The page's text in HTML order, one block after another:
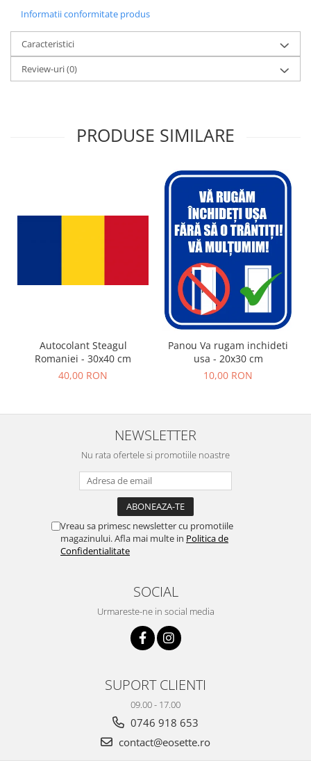
Informatii conformitate produs
Caracteristici
Review-uri(0)
PRODUSE SIMILARE
Autocolant Steagul
Romaniei - 30x40 cm
40,00 RON
Panou Va rugam inchideti
usa - 20x30 cm
10,00 RON
NEWSLETTER
Nu rata ofertele si promotiile noastre
Vreau sa primesc newsletter cu promotiile
magazinului. Afla mai multe in Politica de
Confidentialitate
SOCIAL
Urmareste-ne in social media
SUPORT CLIENTI
09.00 - 17.00
0746 918 653
contact@eosette.ro